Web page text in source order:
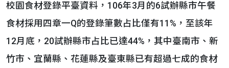
校園食材登錄平臺資料，106年3月的6試辦縣市午餐
食材採用四章一Q的登錄筆數占比僅有11%，至該年
12月底，20試辦縣市占比已達44%，其中臺南市、新
竹市、宜蘭縣、花蓮縣及臺東縣已有超過七成的食材